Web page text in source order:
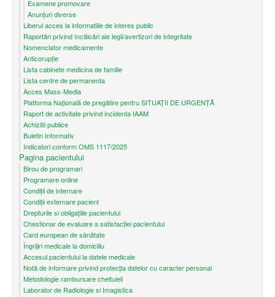
Examene promovare
Anunțuri diverse
Liberul acces la informatiile de interes public
Raportări privind încălcări ale legii/avertizori de integritate
Nomenclator medicamente
Anticorupție
Lista cabinete medicina de familie
Lista centre de permanenta
Acces Mass-Media
Platforma Națională de pregătire pentru SITUAȚII DE URGENȚĂ
Raport de activitate privind incidenta IAAM
Achizitii publice
Buletin Informativ
Indicatori conform OMS 1117/2025
Pagina pacientului
Birou de programari
Programare online
Condiţii de internare
Condiții externare pacient
Drepturile si obligațiile pacientului
Chestionar de evaluare a satisfacției pacientului
Card european de sănătate
Îngrijiri medicale la domiciliu
Accesul pacientului la datele medicale
Notă de informare privind protecţia datelor cu caracter personal
Metodologie rambursare cheltuieli
Laborator de Radiologie si Imagistica